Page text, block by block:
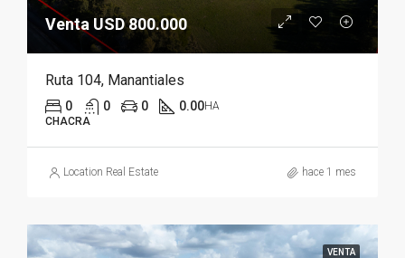
Venta USD 800.000
Ruta 104, Manantiales
0 0 0 0.00HA
CHACRA
Location Real Estate hace 1 mes
VENTA